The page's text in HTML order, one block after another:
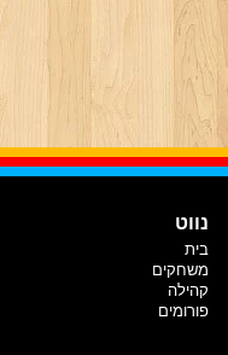
נווט
בית
משחקים
קהילה
פורומים